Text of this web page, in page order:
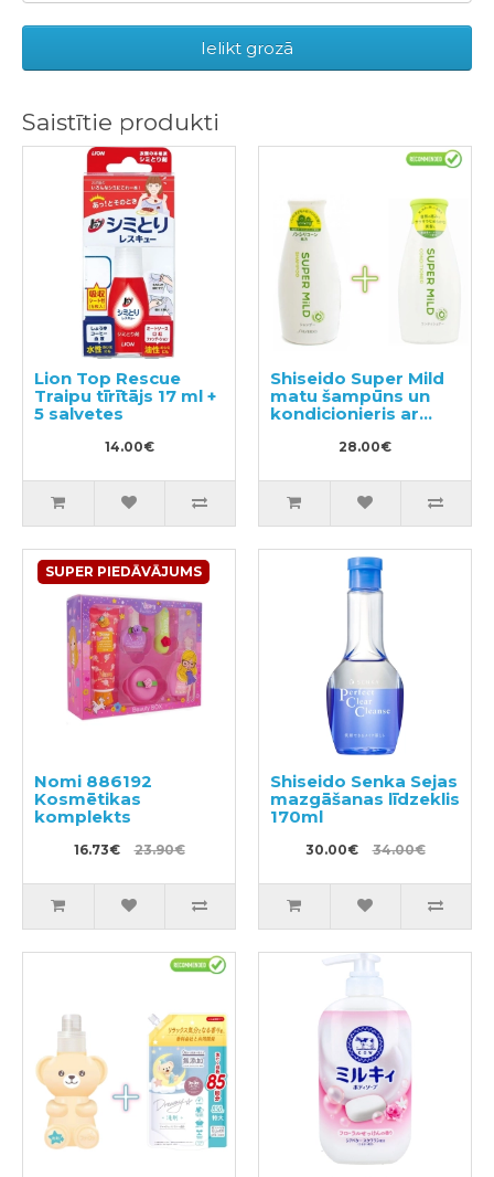
Ielikt grozā
Saistītie produkti
Lion Top Rescue
Traipu tīrītājs 17 ml +
5 salvetes
14.00€
Shiseido Super Mild
matu šampūns un
kondicionieris ar
28.00€
SUPER PIEDĀVĀJUMS
Nomi 886192
Kosmētikas
komplekts
16.73€ 23.90€
Shiseido Senka Sejas
mazgāšanas līdzeklis
170ml
30.00€ 34.00€